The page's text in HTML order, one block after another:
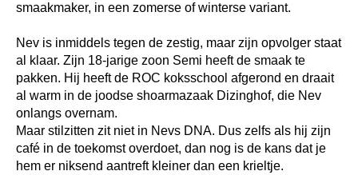
smaakmaker, in een zomerse of winterse variant.
Nev is inmiddels tegen de zestig, maar zijn opvolger staat
al klaar. Zijn 18-jarige zoon Semi heeft de smaak te
pakken. Hij heeft de ROC koksschool afgerond en draait
al warm in de joodse shoarmazaak Dizinghof, die Nev
onlangs overnam.
Maar stilzitten zit niet in Nevs DNA. Dus zelfs als hij zijn
café in de toekomst overdoet, dan nog is de kans dat je
hem er niksend aantreft kleiner dan een krieltje.